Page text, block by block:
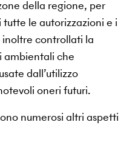
della regione, per
le autorizzazioni e i
controllati la
ambientali che
dall’utilizzo
oneri futuri.
numerosi altri aspetti